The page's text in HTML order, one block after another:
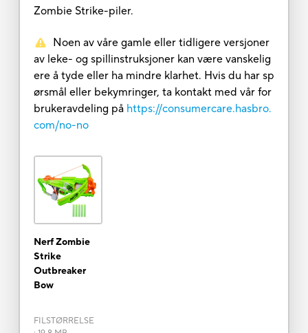
Zombie Strike-piler.
Noen av våre gamle eller tidligere versjoner
av leke- og spillinstruksjoner kan være vanskelig
ere å tyde eller ha mindre klarhet. Hvis du har sp
ørsmål eller bekymringer, ta kontakt med vår for
brukeravdeling på https://consumercare.hasbro.
com/no-no
Nerf Zombie
Strike
Outbreaker
Bow
FILSTØRRELSE